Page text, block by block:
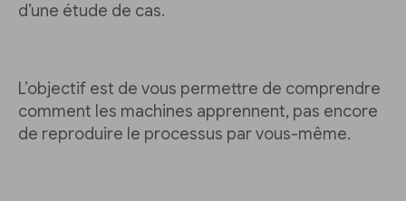
d’une étude de cas.
L’objectif est de vous permettre de comprendre
comment les machines apprennent, pas encore
de reproduire le processus par vous-même.